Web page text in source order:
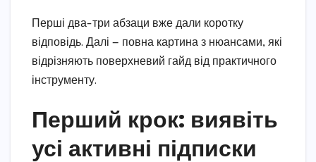
Перші два-три абзаци вже дали коротку
відповідь. Далі — повна картина з нюансами, які
відрізняють поверхневий гайд від практичного
інструменту.
Перший крок: виявіть
усі активні підписки